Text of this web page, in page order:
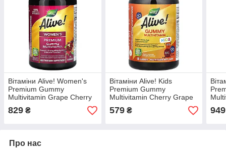
Вітаміни Alive! Women's
Premium Gummy
Multivitamin Grape Cherry
& Blueberry Nature's Way
75 жувальних таблеток
829 ₴
Вітаміни Alive! Kids
Premium Gummy
Multivitamin Cherry Grape
& Orange Nature's Way 60
жувальних таблеток
579₴
&
949
Про нас